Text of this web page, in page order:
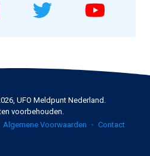
UFO Meldpunt Nederland.
voorbehouden.
Algemene Voorwaarden Contact